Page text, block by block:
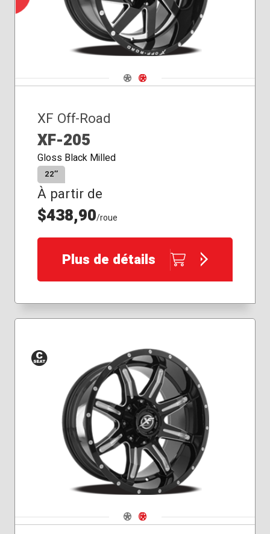
Navigate 1
Navigate 2
XF Off-Road
XF-205
Gloss Black Milled
22″
À partir de
$438,90/roue
Plus de détails
Siège
conique
Navigate 1
Navigate 2